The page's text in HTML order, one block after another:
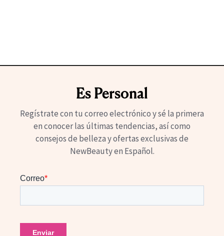
Es Personal
Regístrate con tu correo electrónico y sé la primera
en conocer las últimas tendencias, así como
consejos de belleza y ofertas exclusivas de
NewBeauty en Español.